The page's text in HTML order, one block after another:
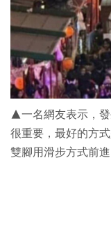
▲一名網友表示，
很重要，最好的方
雙腳用滑步方式前進